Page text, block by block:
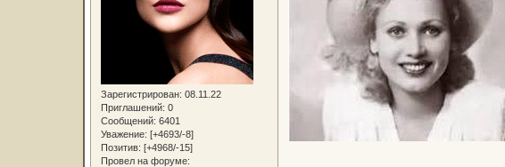
Зарегистрирован: 08.11.22
Приглашений: 0
Сообщений: 6401
Уважение: [+4693/-8]
Позитив: [+4968/-15]
Провел на форуме: